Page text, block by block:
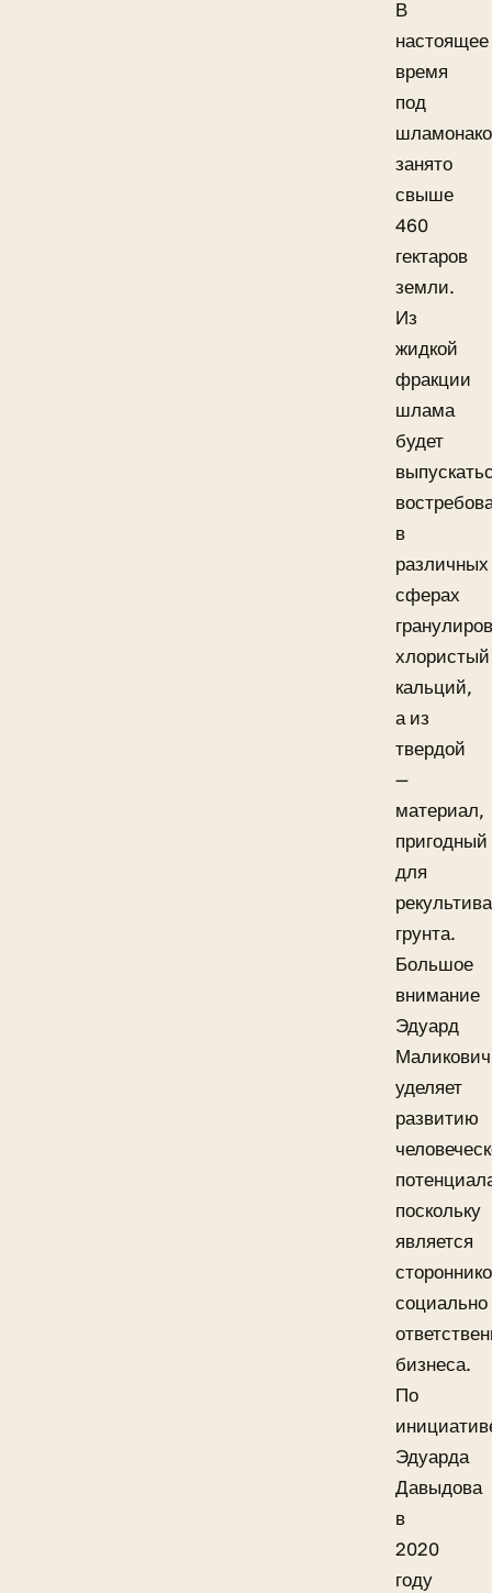
В
настоящее
время
под
занято
свыше
460
гектаров
земли.
Из
жидкой
фракции
шлама
будет
в
различных
сферах
хлористый
кальций,
а из
твердой
—
материал,
пригодный
для
грунта.
Большое
внимание
Эдуард
Маликович
уделяет
развитию
поскольку
является
социально
бизнеса.
По
Эдуарда
Давыдова
в
2020
году